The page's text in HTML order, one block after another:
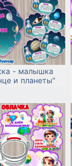
- малышка
и планеты"